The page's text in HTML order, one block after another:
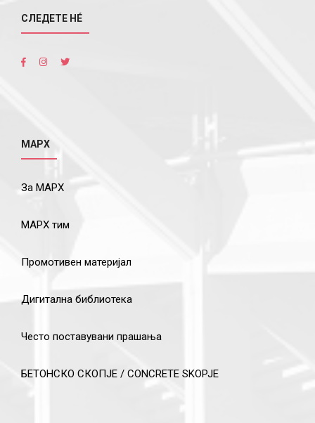
СЛЕДЕТЕ НÉ
МАРХ
За МАРХ
МАРХ тим
Промотивен материјал
Дигитална библиотека
Често поставувани прашања
БЕТОНСКО СКОПЈЕ / CONCRETE SKOPJE